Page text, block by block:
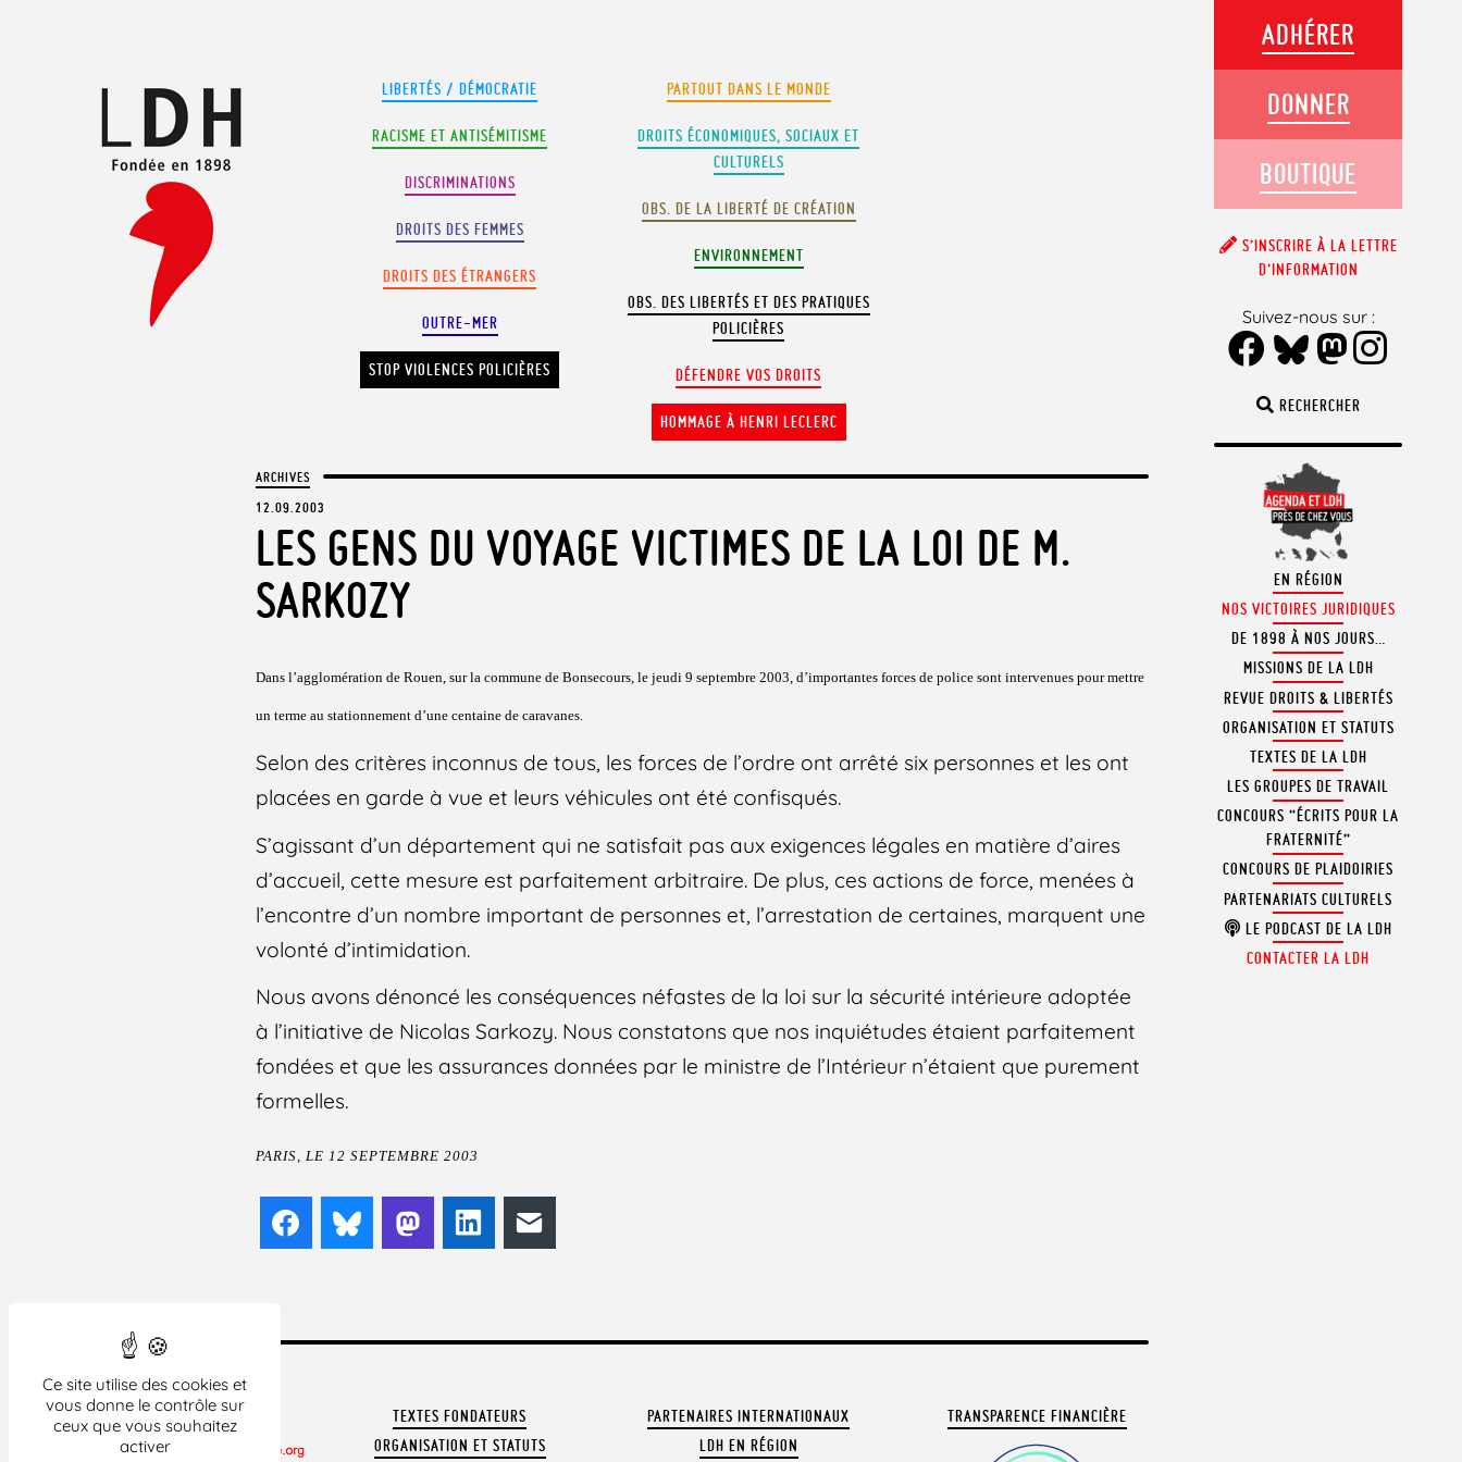
Ce site utilise des cookies et
vous donne le contrôle sur
ceux que vous souhaitez
activer
LIBERTÉS / DÉMOCRATIE
RACISME ET ANTISÉMITISME
DISCRIMINATIONS
DROITS DES FEMMES
DROITS DES ÉTRANGERS
OUTRE-MER
STOP VIOLENCES POLICIÈRES
PARTOUT DANS LE MONDE
DROITS ÉCONOMIQUES, SOCIAUX ET
CULTURELS
OBS. DE LA LIBERTÉ DE CRÉATION
ENVIRONNEMENT
OBS. DES LIBERTÉS ET DES PRATIQUES
POLICIÈRES
DÉFENDRE VOS DROITS
HOMMAGE À HENRI LECLERC
ARCHIVES
12.09.2003
LES GENS DU VOYAGE VICTIMES DE LA LOI DE M.
SARKOZY
Dans l’agglomération de Rouen, sur la commune de Bonsecours, le jeudi 9 septembre 2003, d’importantes forces de police sont intervenues pour mettre
un terme au stationnement d’une centaine de caravanes.
Selon des critères inconnus de tous, les forces de l’ordre ont arrêté six personnes et les ont
placées en garde à vue et leurs véhicules ont été confisqués.
S’agissant d’un département qui ne satisfait pas aux exigences légales en matière d’aires
d’accueil, cette mesure est parfaitement arbitraire. De plus, ces actions de force, menées à
l’encontre d’un nombre important de personnes et, l’arrestation de certaines, marquent une
volonté d’intimidation.
Nous avons dénoncé les conséquences néfastes de la loi sur la sécurité intérieure adoptée
à l’initiative de Nicolas Sarkozy. Nous constatons que nos inquiétudes étaient parfaitement
fondées et que les assurances données par le ministre de l’Intérieur n’étaient que purement
formelles.
PARIS, LE 12 SEPTEMBRE 2003
FacebookBlueskyMastodonLinkedIn
TEXTES FONDATEURS
ORGANISATION ET STATUTS
PARTENAIRES INTERNATIONAUX
LDH EN RÉGION
TRANSPARENCE FINANCIÈRE
RECHERCHER
EN RÉGION
NOS VICTOIRES JURIDIQUES
DE 1898 À NOS JOURS…
MISSIONS DE LA LDH
REVUE DROITS & LIBERTÉS
ORGANISATION ET STATUTS
TEXTES DE LA LDH
LES GROUPES DE TRAVAIL
CONCOURS “ÉCRITS POUR LA
FRATERNITÉ”
CONCOURS DE PLAIDOIRIES
PARTENARIATS CULTURELS
LE PODCAST DE LA LDH
CONTACTER LA LDH
ADHÉRER
DONNER
BOUTIQUE
S’INSCRIRE À LA LETTRE
D’INFORMATION
Suivez-nous sur :